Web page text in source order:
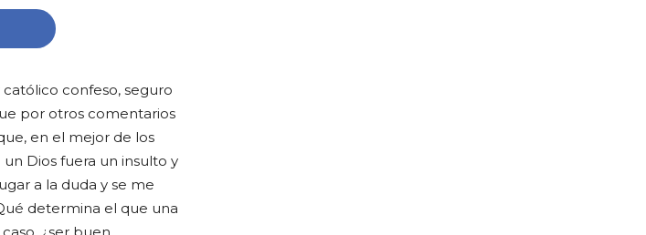
confeso, seguro
por otros comentarios
en el mejor de los
Dios fuera un insulto y
a la duda y se me
determina el que una